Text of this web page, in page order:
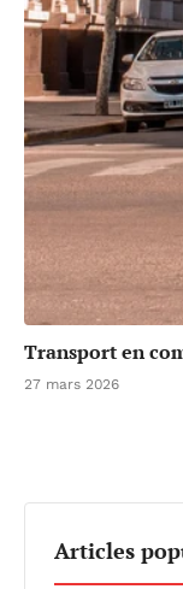
Transport en
27 mars 2026
Articles